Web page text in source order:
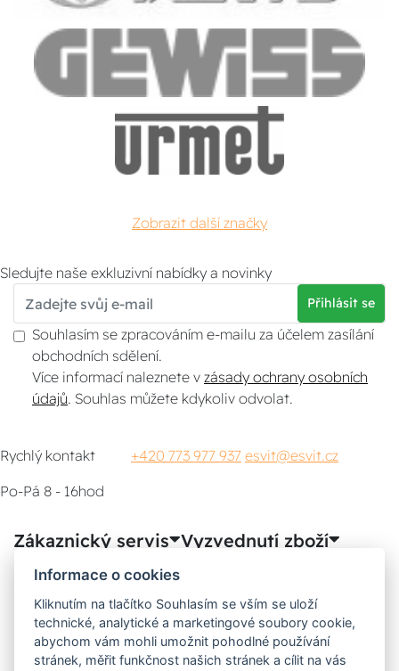
Zobrazit další značky
Sledujte naše exkluzivní nabídky a novinky
Přihlásit se
Souhlasím se zpracováním e-mailu za účelem zasílání
obchodních sdělení.
Více informací naleznete v zásady ochrany osobních
údajů . Souhlas můžete kdykoliv odvolat.
Rychlý kontakt +420 773 977 937 esvit@esvit.cz
Po-Pá 8 - 16hod
Zákaznický servis Vyzvednutí zboží
Poradna
Možnosti dopravy
Informace o cookies
Kliknutím na tlačítko Souhlasím se vším se uloží
technické, analytické a marketingové soubory cookie,
abychom vám mohli umožnit pohodlné používání
stránek, měřit funkčnost našich stránek a cílit na vás